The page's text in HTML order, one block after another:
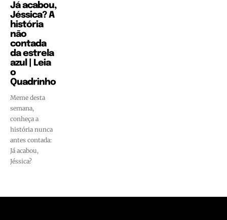
Já acabou,
Jéssica? A
história
não
contada
da estrela
azul | Leia
o
Quadrinho
Meme desta
semana,
conheça a
história nunca
antes contada:
Já acabou,
Jéssica?